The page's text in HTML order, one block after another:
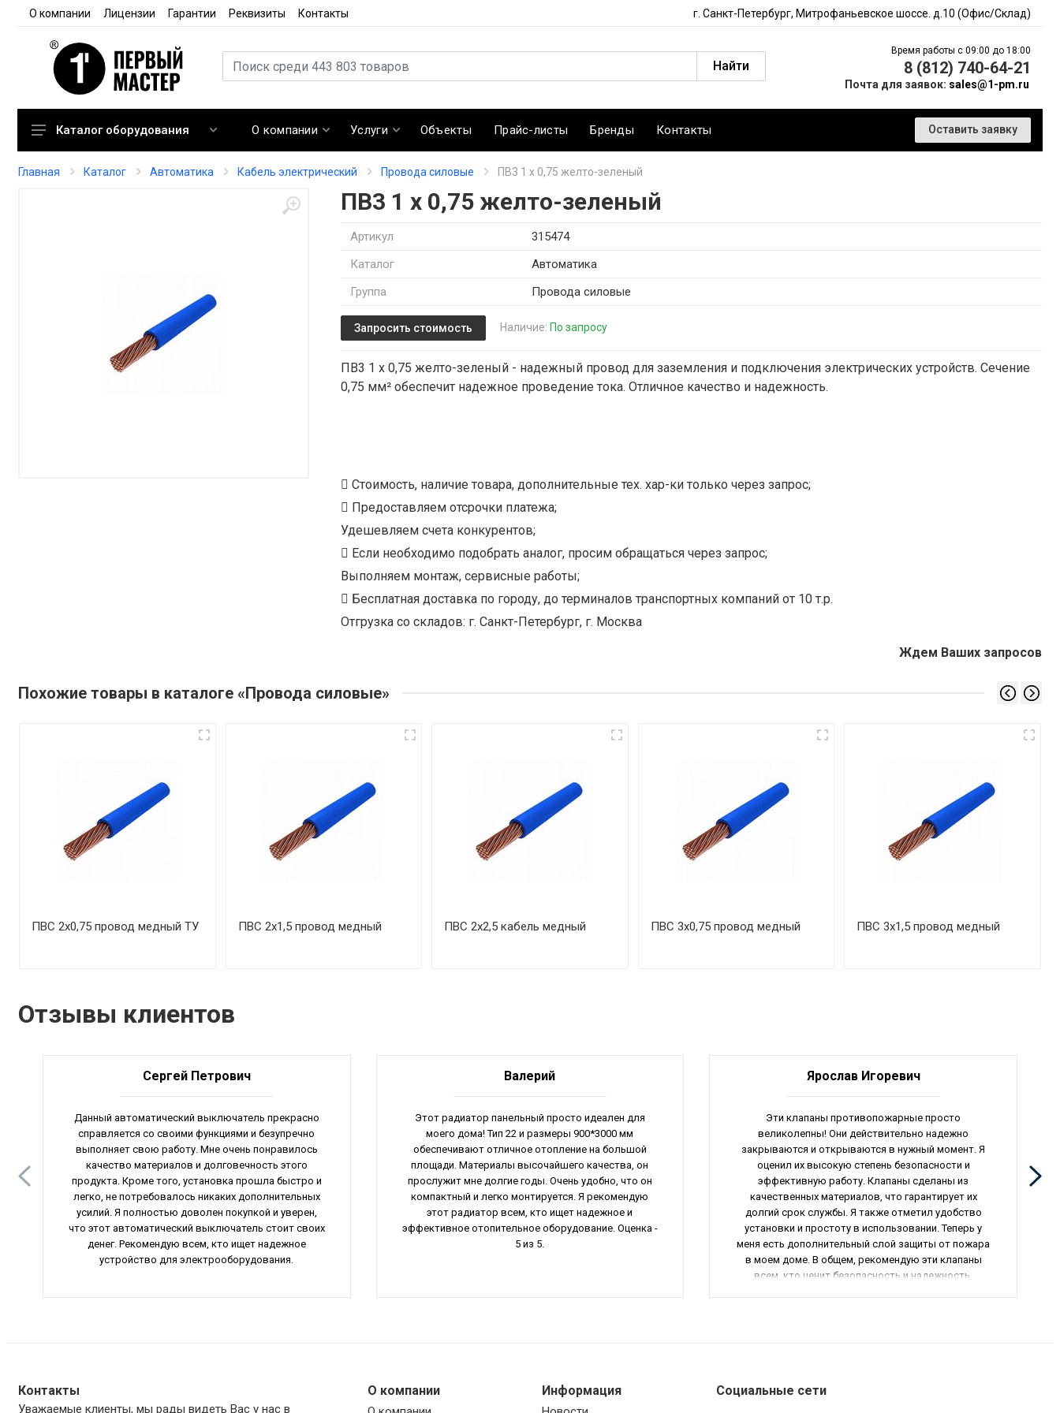
О компании Лицензии Гарантии Реквизиты Контакты г. Санкт-Петербург, Митрофаньевское шоссе. д.10 (Офис/Склад)
Найти
Время работы с 09:00 до 18:00
8 (812) 740-64-21
Почта для заявок: sales@1-pm.ru
Кондиционирование
Каталог оборудования О компании Услуги Объекты Прайс-листы Бренды Контакты Оставить заявку
Главная Каталог Автоматика Кабель электрический Провода силовые ПВ3 1 х 0,75 желто-зеленый
ПВ3 1 х 0,75 желто-зеленый
Артикул
315474
Каталог
Автоматика
Группа
Провода силовые
Запросить стоимость Наличие: По запросу
ПВ3 1 х 0,75 желто-зеленый - надежный провод для заземления и подключения электрических устройств. Сечение
0,75 мм² обеспечит надежное проведение тока. Отличное качество и надежность.
Стоимость, наличие товара, дополнительные тех. хар-ки только через запрос;
Предоставляем отсрочки платежа;
Удешевляем счета конкурентов;
Если необходимо подобрать аналог, просим обращаться через запрос;
Выполняем монтаж, сервисные работы;
Бесплатная доставка по городу, до терминалов транспортных компаний от 10 т.р.
Отгрузка со складов: г. Санкт-Петербург, г. Москва
Ждем Ваших запросов
Похожие товары в каталоге «Провода силовые»
ПВС 2х0,75 провод медный ТУ ПВС 2х1,5 провод медный ПВС 2х2,5 кабель медный ПВС 3х0,75 провод медный ПВС 3х1,5 провод медный
Отзывы клиентов
Сергей Петрович
Данный автоматический выключатель прекрасно
справляется со своими функциями и безупречно
выполняет свою работу. Мне очень понравилось
качество материалов и долговечность этого
продукта. Кроме того, установка прошла быстро и
легко, не потребовалось никаких дополнительных
усилий. Я полностью доволен покупкой и уверен,
что этот автоматический выключатель стоит своих
денег. Рекомендую всем, кто ищет надежное
устройство для электрооборудования.
Валерий
Этот радиатор панельный просто идеален для
моего дома! Тип 22 и размеры 900*3000 мм
обеспечивают отличное отопление на большой
площади. Материалы высочайшего качества, он
прослужит мне долгие годы. Очень удобно, что он
компактный и легко монтируется. Я рекомендую
этот радиатор всем, кто ищет надежное и
эффективное отопительное оборудование. Оценка -
5 из 5.
Ярослав Игоревич
Эти клапаны противопожарные просто
великолепны! Они действительно надежно
закрываются и открываются в нужный момент. Я
оценил их высокую степень безопасности и
эффективную работу. Клапаны сделаны из
качественных материалов, что гарантирует их
долгий срок службы. Я также отметил удобство
установки и простоту в использовании. Теперь у
меня есть дополнительный слой защиты от пожара
в моем доме. В общем, рекомендую эти клапаны
всем, кто ценит безопасность и надежность.
Контакты
Уважаемые клиенты, мы рады видеть Вас у нас в
О компании Информация Социальные сети